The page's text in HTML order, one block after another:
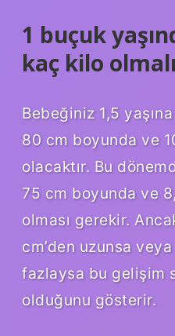
1 buçuk
kaç kilo
Bebeğiniz 1,5
80 cm boyunda ve
olacaktır. Bu
75 cm boyunda ve
olması gerekir.
cm’den uzunsa
fazlaysa bu gelişim
olduğunu gösterir.